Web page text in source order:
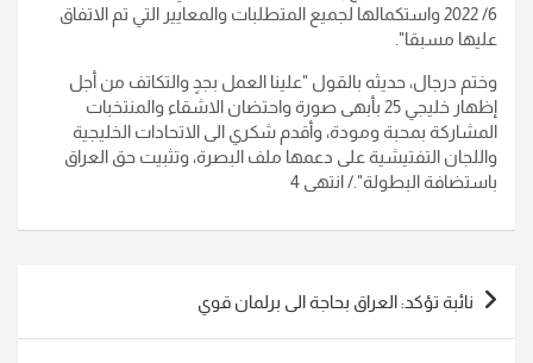
6/ 2022 واستكمالها لجميع المتطلبات والمعايير التي تم الاتفاق
عليها مسبقا".
وختم درجال، حديثه بالقول "علينا العمل بجدٍ والتكاتف من أجل
إظهار خليجي 25 بأبهى صورة واحتضان الاشقاء والمنتخبات
المشاركة بمحبة ومودة، وأقدم شكري الى الاتحادات الخليجية
واللجان التفتيشية على دعمها ملف البصرة، وتثبيت حق العراق
باستضافة البطولة"./ انتهى 4
تصفّح
المقالات
نائبة تؤكد: العراق بحاجة الى برلمان قوي